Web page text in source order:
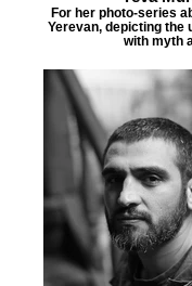
For her photo-series
Yerevan, depicting the
with myth